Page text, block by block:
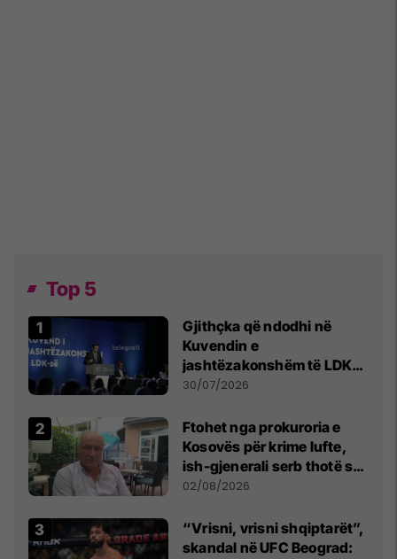
Top 5
Gjithçka që ndodhi në
Kuvendin e
jashtëzakonshëm të LDK-
së
30/07/2026
Ftohet nga prokuroria e
Kosovës për krime lufte,
ish-gjenerali serb thotë se
dikush e tradhtoi në
02/08/2026
“Vrisni, vrisni shqiptarët”,
skandal në UFC Beograd: